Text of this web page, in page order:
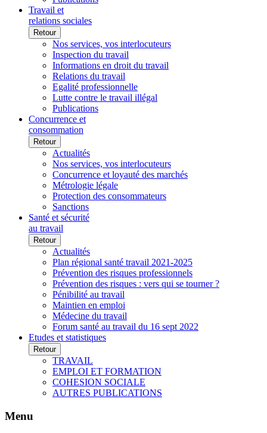
Travail et
relations sociales
Retour
Nos services, vos interlocuteurs
Inspection du travail
Informations en droit du travail
Relations du travail
Egalité professionnelle
Lutte contre le travail illégal
Publications
Concurrence et
consommation
Retour
Actualités
Nos services, vos interlocuteurs
Concurrence et loyauté des marchés
Métrologie légale
Protection des consommateurs
Sanctions
Santé et sécurité
au travail
Retour
Actualités
Plan régional santé travail 2021-2025
Prévention des risques professionnels
Prévention des risques : vers qui se tourner ?
Pénibilité au travail
Maintien en emploi
Médecine du travail
Forum santé au travail du 16 sept 2022
Etudes et statistiques
Retour
TRAVAIL
EMPLOI ET FORMATION
COHESION SOCIALE
AUTRES PUBLICATIONS
Menu